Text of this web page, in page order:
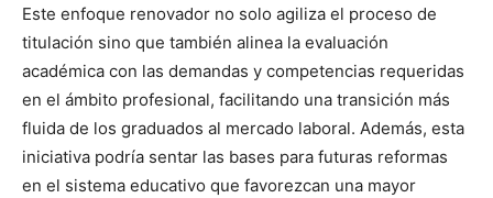
Este enfoque renovador no solo agiliza el proceso de
titulación sino que también alinea la evaluación
académica con las demandas y competencias requeridas
en el ámbito profesional, facilitando una transición más
fluida de los graduados al mercado laboral. Además, esta
iniciativa podría sentar las bases para futuras reformas
en el sistema educativo que favorezcan una mayor